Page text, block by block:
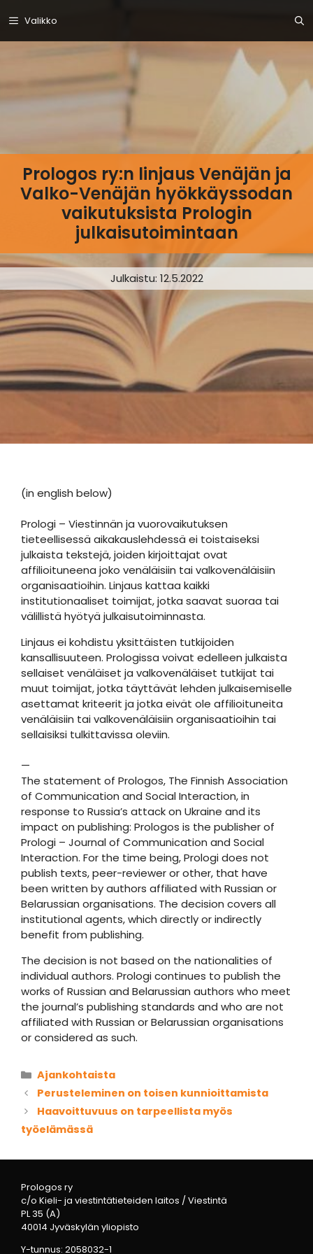
sisältöön
Valikko
Prologos ry:n linjaus Venäjän ja
Valko-Venäjän hyökkäyssodan
vaikutuksista Prologin
julkaisutoimintaan
Julkaistu: 12.5.2022
(in english below)
Prologi – Viestinnän ja vuorovaikutuksen
tieteellisessä aikakauslehdessä ei toistaiseksi
julkaista tekstejä, joiden kirjoittajat ovat
affilioituneena joko venäläisiin tai valkovenäläisiin
organisaatioihin. Linjaus kattaa kaikki
institutionaaliset toimijat, jotka saavat suoraa tai
välillistä hyötyä julkaisutoiminnasta.
Linjaus ei kohdistu yksittäisten tutkijoiden
kansallisuuteen. Prologissa voivat edelleen julkaista
sellaiset venäläiset ja valkovenäläiset tutkijat tai
muut toimijat, jotka täyttävät lehden julkaisemiselle
asettamat kriteerit ja jotka eivät ole affilioituneita
venäläisiin tai valkovenäläisiin organisaatioihin tai
sellaisiksi tulkittavissa oleviin.
—
The statement of Prologos, The Finnish Association
of Communication and Social Interaction, in
response to Russia’s attack on Ukraine and its
impact on publishing: Prologos is the publisher of
Prologi – Journal of Communication and Social
Interaction. For the time being, Prologi does not
publish texts, peer-reviewer or other, that have
been written by authors affiliated with Russian or
Belarussian organisations. The decision covers all
institutional agents, which directly or indirectly
benefit from publishing.
The decision is not based on the nationalities of
individual authors. Prologi continues to publish the
works of Russian and Belarussian authors who meet
the journal’s publishing standards and who are not
affiliated with Russian or Belarussian organisations
or considered as such.
Kategoriat
Ajankohtaista
Perusteleminen on toisen kunnioittamista
Haavoittuvuus on tarpeellista myös
työelämässä
Prologos ry
c/o Kieli- ja viestintätieteiden laitos / Viestintä
PL 35 (A)
40014 Jyväskylän yliopisto
Y-tunnus: 2058032-1